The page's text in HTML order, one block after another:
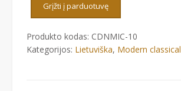
LAIKRODŽIAI
Grįžti į parduotuvę
Produkto kodas: CDNMIC-10
Kategorijos: Lietuviška, Modern classical